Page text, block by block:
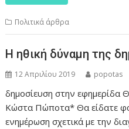
Πολιτικά άρθρα
Η ηθική δύναμη της
12 Απριλίου 2019 popotas
δημοσίευση στην
Κώστα Πώποτα* Θα είδατε
ενημέρωση σχετικά με την